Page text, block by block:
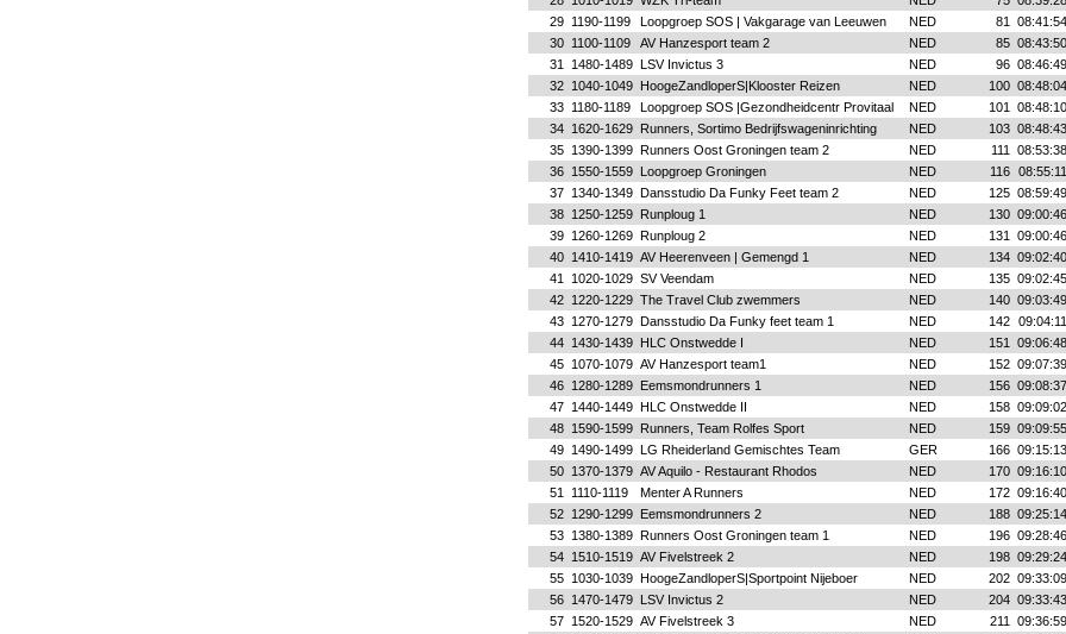
29 1190-1199 Loopgroep SOS | Vakgarage van Leeuwen NED 81
08:41:54
30 1100-1109 AV Hanzesport team 2 NED 85 08:43:50
31
1480-1489 LSV Invictus 3 NED 96 08:46:49
32 1040-1049 HoogeZandloperS|Klooster Reizen NED 100 08:48:04
33 1180-1189 Loopgroep SOS |Gezondheidcentr Provitaal NED 101
08:48:10
34 1620-1629 Runners, Sortimo Bedrijfswageninrichting NED 103 08:48:43
35 1390-1399 Runners Oost Groningen team 2 NED 111
08:53:38
36 1550-1559 Loopgroep Groningen NED 116 08:55:11
37 1340-1349 Dansstudio Da Funky Feet team 2 NED 125 08:59:49
38 1250-1259 Runploug 1 NED 130 09:00:46
39 1260-1269 Runploug 2 NED 131
09:00:46
40 1410-1419 AV Heerenveen | Gemengd 1 NED 134 09:02:40
41
1020-1029 SV Veendam NED 135 09:02:45
42 1220-1229 The Travel Club zwemmers NED 140 09:03:49
43 1270-1279 Dansstudio Da Funky feet team 1 NED 142 09:04:11
44 1430-1439 HLC Onstwedde I NED 151
09:06:48
45 1070-1079 AV Hanzesport team1 NED 152 09:07:39
46 1280-1289 Eemsmondrunners 1 NED 156 09:08:37
47 1440-1449 HLC Onstwedde II NED 158 09:09:02
48 1590-1599 Runners, Team Rolfes Sport NED 159 09:09:55
49 1490-1499 LG Rheiderland Gemischtes Team GER 166 09:15:13
50 1370-1379 AV Aquilo - Restaurant Rhodos NED 170 09:16:10
51
1110-1119 Menter A Runners NED 172 09:16:40
52 1290-1299 Eemsmondrunners 2 NED 188 09:25:14
53 1380-1389 Runners Oost Groningen team 1 NED 196 09:28:46
54 1510-1519 AV Fivelstreek 2 NED 198 09:29:24
55 1030-1039 HoogeZandloperS|Sportpoint Nijeboer NED 202 09:33:09
56 1470-1479 LSV Invictus 2 NED 204 09:33:43
57 1520-1529 AV Fivelstreek 3 NED 211
09:36:59